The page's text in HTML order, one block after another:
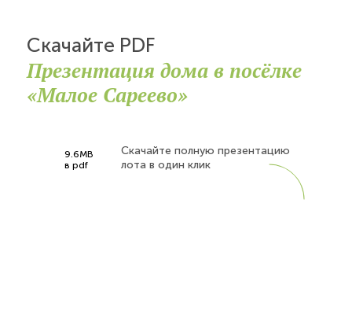
Скачайте PDF
Презентация дома в посёлке
«Малое Сареево»
9.6MB
в pdf
Скачайте полную презентацию
лота в один клик